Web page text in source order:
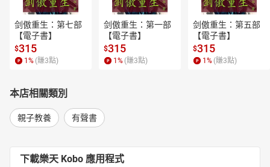
剑傲重生：第七部
【電子書】
$315
1 % (賺3點)
剑傲重生：第一部
【電子書】
$315
1 % (賺3點)
剑傲重生：第五部
【電子書】
$315
1 % (賺3點)
本店相關類別
親子教養 有聲書
下載樂天 Kobo 應用程式